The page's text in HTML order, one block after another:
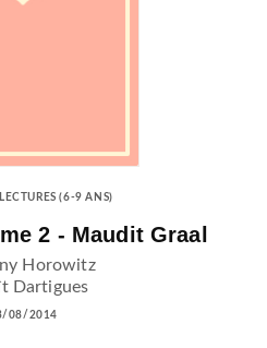
(6-9 ANS)
2 - Maudit Graal
Horowitz
Dartigues
08/2014